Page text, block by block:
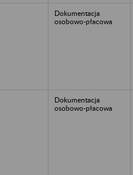
Dokumentacja
osobowo-płacowa
Dokumentacja
osobowo-płacowa